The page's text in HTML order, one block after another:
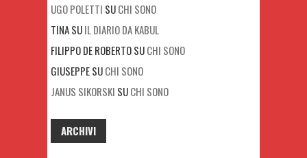
UGO POLETTI SUCHI SONO
TINASUIL DIARIO DA KABUL
FILIPPO DE ROBERTOSUCHI SONO
GIUSEPPESUCHI SONO
JANUS SIKORSKI SUCHI SONO
ARCHIVI